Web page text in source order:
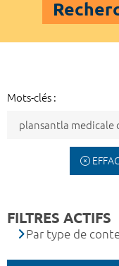
Mots-clés :
FILTRES ACTIFS
Par type de